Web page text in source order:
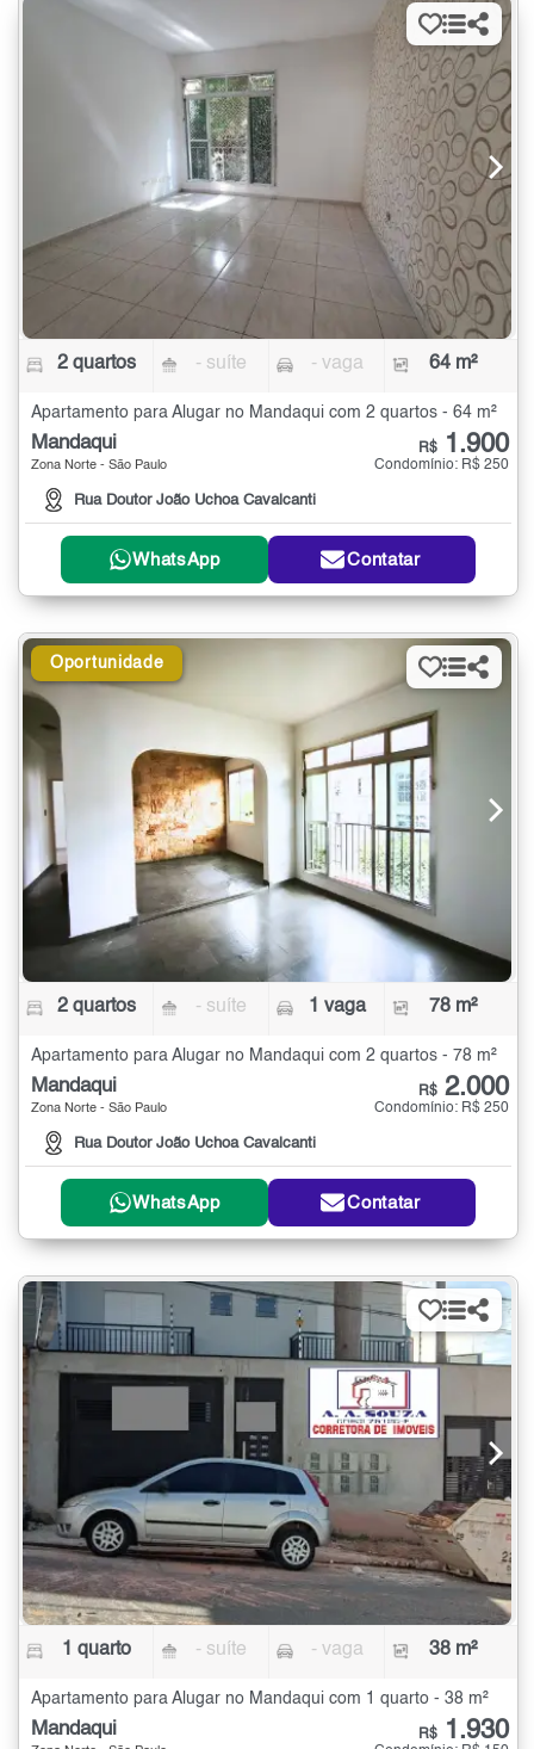
2 quartos - suíte - vaga 64 m²
Apartamento para Alugar no Mandaqui com 2 quartos - 64 m²
Mandaqui
Zona Norte - São Paulo
Rua Doutor João Uchoa Cavalcanti
R$ 1.900
Condomínio: R$ 250
WhatsApp Contatar
Oportunidade
2 quartos - suíte 1 vaga 78 m²
Apartamento para Alugar no Mandaqui com 2 quartos - 78 m²
Mandaqui
Zona Norte - São Paulo
Rua Doutor João Uchoa Cavalcanti
R$ 2.000
Condomínio: R$ 250
WhatsApp Contatar
1 quarto - suíte - vaga 38 m²
Apartamento para Alugar no Mandaqui com 1 quarto - 38 m²
Mandaqui R$ 1.930